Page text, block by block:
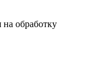
на обработку